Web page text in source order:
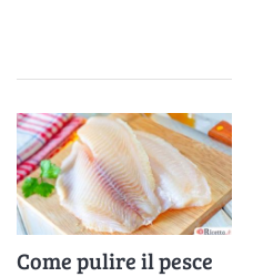
Come pulire il pesce